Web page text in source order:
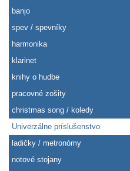
banjo
spev / spevníky
harmonika
klarinet
knihy o hudbe
pracovné zošity
christmas song / koledy
Univerzálne príslušenstvo
ladičky / metronómy
notové stojany